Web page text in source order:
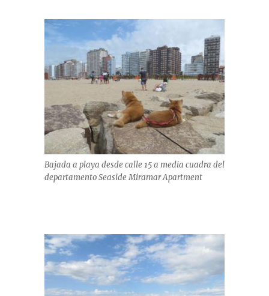
Bajada a playa desde calle 15 a media cuadra del
departamento Seaside Miramar Apartment